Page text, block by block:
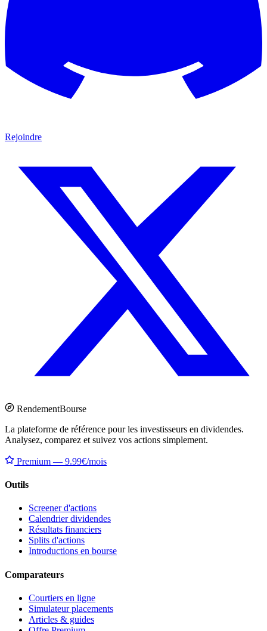
Rejoindre
RendementBourse
La plateforme de référence pour les investisseurs en dividendes.
Analysez, comparez et suivez vos actions simplement.
Premium — 9.99€/mois
Outils
Screener d'actions
Calendrier dividendes
Résultats financiers
Splits d'actions
Introductions en bourse
Comparateurs
Courtiers en ligne
Simulateur placements
Articles & guides